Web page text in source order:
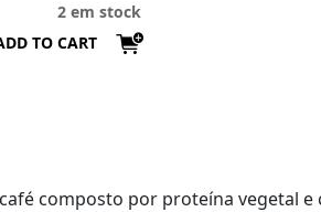
2 em stock
TO CART
café composto por proteína vegetal e